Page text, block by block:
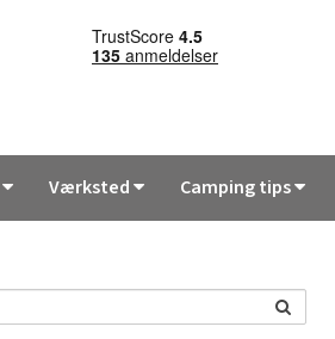
Værksted Camping tips